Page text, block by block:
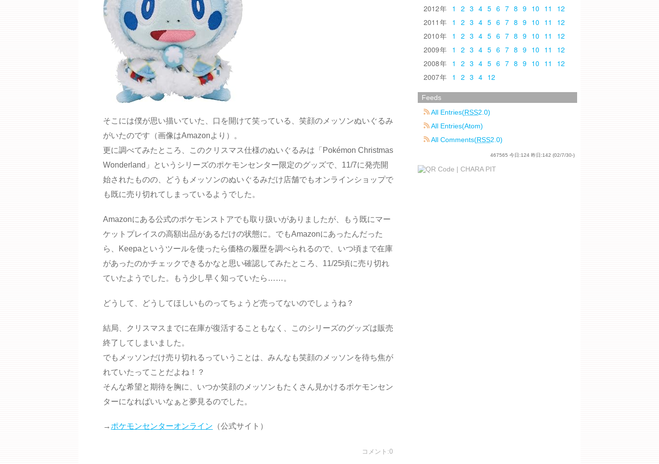
そこには僕が思い描いていた、口を開けて笑っている、笑顔のメッソンぬいぐるみ
がいたのです（画像はAmazonより）。
更に調べてみたところ、このクリスマス仕様のぬいぐるみは「Pokémon Christmas
Wonderland」というシリーズのポケモンセンター限定のグッズで、11/7に発売開
始されたものの、どうもメッソンのぬいぐるみだけ店舗でもオンラインショップで
も既に売り切れてしまっているようでした。
Amazonにある公式のポケモンストアでも取り扱いがありましたが、もう既にマー
ケットプレイスの高額出品があるだけの状態に。でもAmazonにあったんだった
ら、Keepaというツールを使ったら価格の履歴を調べられるので、いつ頃まで在庫
があったのかチェックできるかなと思い確認してみたところ、11/25頃に売り切れ
ていたようでした。もう少し早く知っていたら……。
どうして、どうしてほしいものってちょうど売ってないのでしょうね？
結局、クリスマスまでに在庫が復活することもなく、このシリーズのグッズは販売
終了してしまいました。
でもメッソンだけ売り切れるっていうことは、みんなも笑顔のメッソンを待ち焦が
れていたってことだよね！？
そんな希望と期待を胸に、いつか笑顔のメッソンもたくさん見かけるポケモンセン
ターになればいいなぁと夢見るのでした。
→ ポケモンセンターオンライン （公式サイト）
コメント:0
2012
1 2 3 4 5 6 7 8 9 10 11
12
2011
1 2 3 4 5 6 7 8 9 10 11
12
2010
1 2 3 4 5 6 7 8 9 10 11
12
2009
1 2 3 4 5 6 7 8 9 10 11
12
2008
1 2 3 4 5 6 7 8 9 10 11
12
2007
1 2 3 4 12
Feeds
All Entries(RSS2.0)
All Entries(Atom)
All Comments(RSS2.0)
467565 今日:124 昨日:142 (02/7/30-)